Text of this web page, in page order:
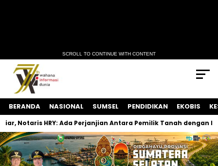
SCROLL TO CONTINUE WITH CONTENT
BERANDA NASIONAL SUMSEL PENDIDIKAN EKOBIS
Notaris HRY: Ada Perjanjian Antara Pemilik Tanah dengan